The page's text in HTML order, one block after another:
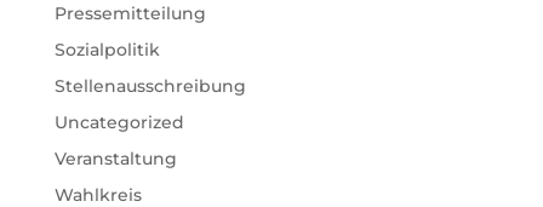
Pressemitteilung
Sozialpolitik
Stellenausschreibung
Uncategorized
Veranstaltung
Wahlkreis